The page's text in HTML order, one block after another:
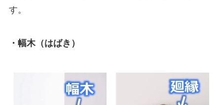
す。
・幅木（はばき）